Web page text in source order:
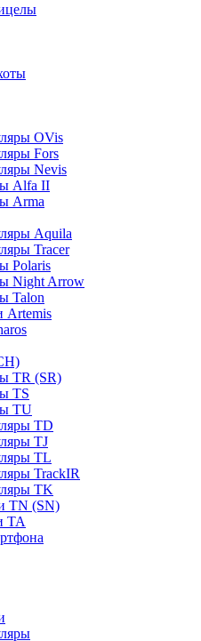
OVis
Fors
Nevis
Alfa II
Arma
Aquila
Tracer
Polaris
Night Arrow
Talon
Artemis
TR (SR)
TS
TU
TD
TJ
TL
TrackIR
TK
TN (SN)
TA